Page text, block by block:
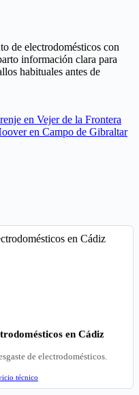
de electrodomésticos con
información clara para
habituales antes de
en Vejer de la Frontera
en Campo de Gibraltar
en Cádiz
de electrodomésticos.
técnico